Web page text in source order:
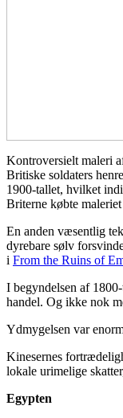
Kontroversielt maleri
Britiske soldaters
1900-tallet, hvilket
Briterne købte
En anden væsentlig
dyrebare sølv
i From the Ruins of
I begyndelsen af
handel. Og ikke nok
Ydmygelsen var
Kinesernes
lokale urimelige
Egypten